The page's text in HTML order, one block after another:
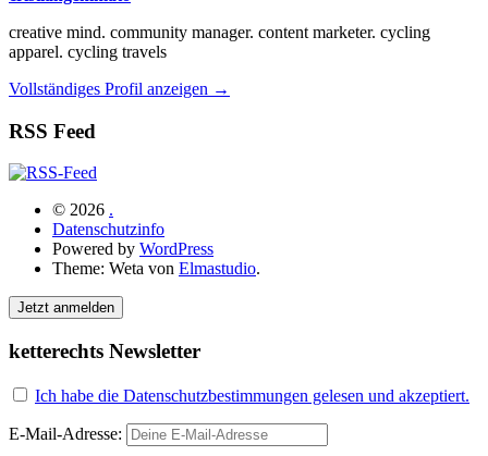
creative mind. community manager. content marketer. cycling
apparel. cycling travels
Vollständiges Profil anzeigen →
RSS Feed
© 2026 .
Datenschutzinfo
Powered by WordPress
Theme: Weta von Elmastudio.
Jetzt anmelden
ketterechts Newsletter
Ich habe die Datenschutzbestimmungen gelesen und akzeptiert.
E-Mail-Adresse: